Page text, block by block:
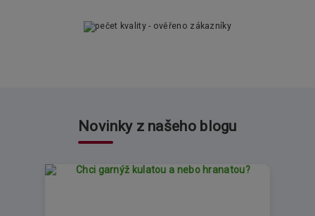
Novinky z našeho blogu